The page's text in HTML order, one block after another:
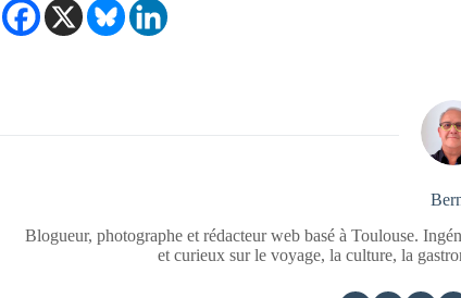
Blogueur, photographe et rédacteur web basé à Toulouse.
et curieux sur le voyage, la culture, la